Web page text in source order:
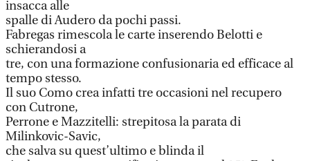
insacca alle
spalle di Audero da pochi passi.
Fabregas rimescola le carte inserendo Belotti e
schierandosi a
tre, con una formazione confusionaria ed efficace al
tempo stesso.
Il suo Como crea infatti tre occasioni nel recupero
con Cutrone,
Perrone e Mazzitelli: strepitosa la parata di
Milinkovic-Savic,
che salva su quest’ultimo e blinda il